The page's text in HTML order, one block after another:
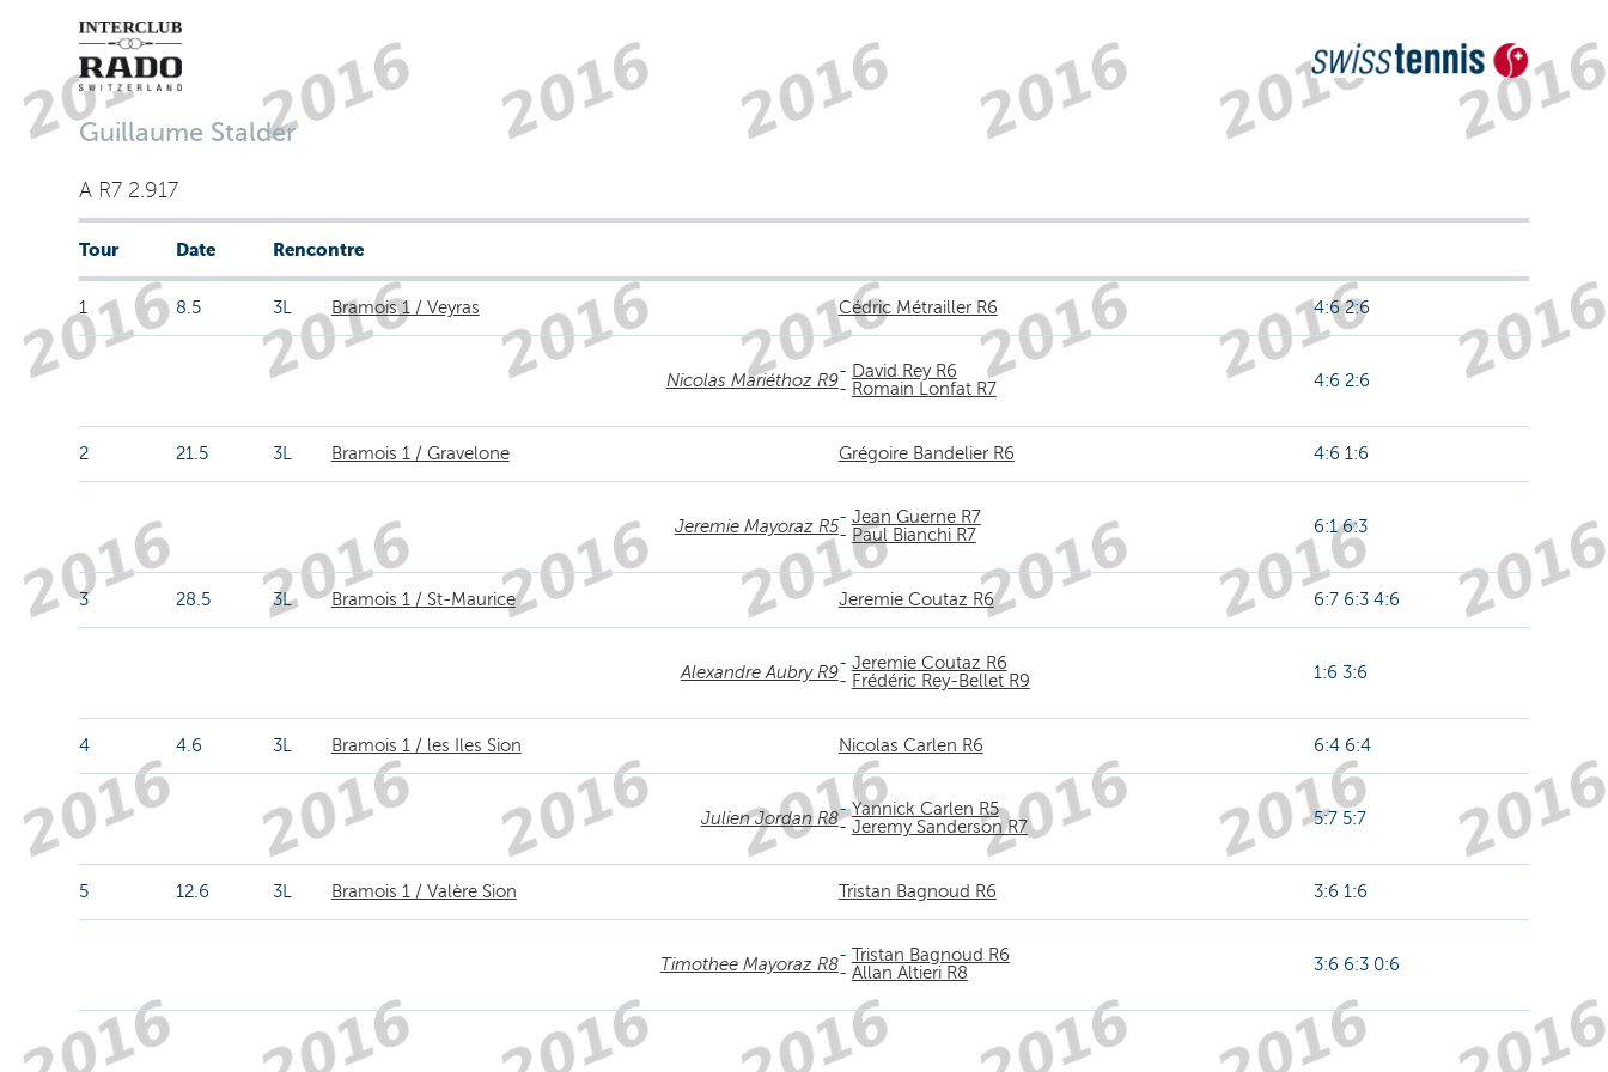
Guillaume Stalder
A R7 2.917
Tour Date Rencontre
1 8.5 3L Bramois 1 / Veyras Cédric Métrailler R6 4:6 2:6
Nicolas Mariéthoz R9- David Rey R6
- Romain Lonfat R7 4:6 2:6
2 21.5 3L Bramois 1 / Gravelone Grégoire Bandelier R6 4:6 1:6
Jeremie Mayoraz R5- Jean Guerne R7
- Paul Bianchi R7 6:1 6:3
3 28.5 3L Bramois 1 / St-Maurice Jeremie Coutaz R6 6:7 6:3 4:6
Alexandre Aubry R9- Jeremie Coutaz R6
- Frédéric Rey-Bellet R9 1:6 3:6
4 4.6 3L Bramois 1 / les Iles Sion Nicolas Carlen R6 6:4 6:4
Julien Jordan R8-Yannick Carlen R5
- Jeremy Sanderson R7 5:7 5:7
5 12.6 3L Bramois 1 / Valère Sion Tristan Bagnoud R6 3:6 1:6
Timothee Mayoraz R8- Tristan Bagnoud R6
- Allan Altieri R8 3:6 6:3 0:6